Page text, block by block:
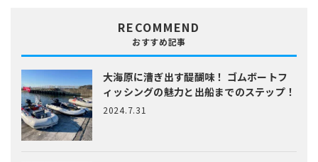
RECOMMEND
おすすめ記事
大海原に漕ぎ出す醍醐味！ ゴムボートフ
ィッシングの魅力と出船までのステップ！
2024.7.31